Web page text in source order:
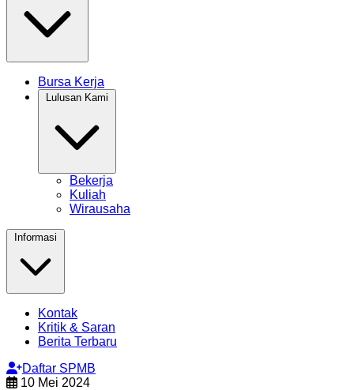
Bursa Kerja
Bekerja
Kuliah
Wirausaha
Kontak
Kritik & Saran
Berita Terbaru
Daftar SPMB
10 Mei 2024